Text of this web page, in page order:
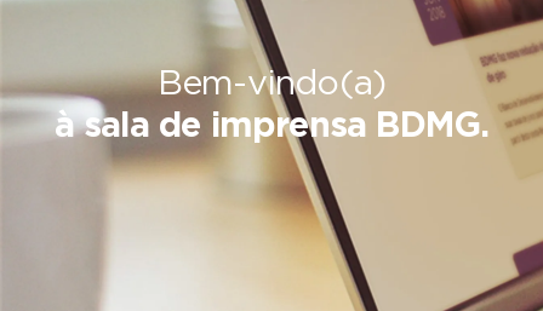
Bem-vindo(a)
à sala de imprensa BDMG.